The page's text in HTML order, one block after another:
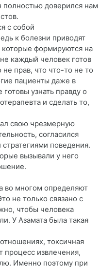
полностью доверился нам
с собой
к болезни приводят
которые формируются на
каждый человек готов
прав, что что-то не то
пациенты даже в
узнать правду о
и сделать то,
свою чрезмерную
согласился
поведения.
вызывали у него
во многом определяют
не только связано с
чтобы человека
У Азамата была такая
токсичная
процесс извлечения,
Именно поэтому при